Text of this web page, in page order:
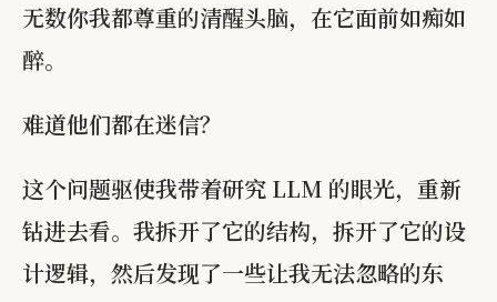
无数你我都尊重的清醒头脑，在它面前如痴如
醉。
难道他们都在迷信？
这个问题驱使我带着研究 LLM 的眼光，重新
钻进去看。我拆开了它的结构，拆开了它的设
计逻辑，然后发现了一些让我无法忽略的东